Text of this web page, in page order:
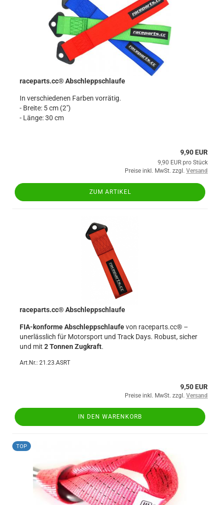
raceparts.cc® Abschleppschlaufe
In verschiedenen Farben vorrätig.
- Breite: 5 cm (2")
- Länge: 30 cm
9,90 EUR
9,90 EUR pro Stück
Preise inkl. MwSt. zzgl. Versand
ZUM ARTIKEL
raceparts.cc® Abschleppschlaufe
FIA-konforme Abschleppschlaufevon raceparts.cc® –
unerlässlich für Motorsport und Track Days. Robust, sicher
und mit 2 Tonnen Zugkraft.
Art.Nr.: 21.23.ASRT
9,50 EUR
Preise inkl. MwSt. zzgl. Versand
IN DEN WARENKORB
TOP